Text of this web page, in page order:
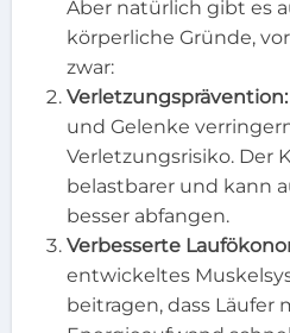
Aber natürlich gibt es
körperliche Gründe,
zwar:
Verletzungsprävention:
und Gelenke
Verletzungsrisiko. Der
belastbarer und kann
besser abfangen.
Verbesserte
entwickeltes
beitragen, dass Läufer